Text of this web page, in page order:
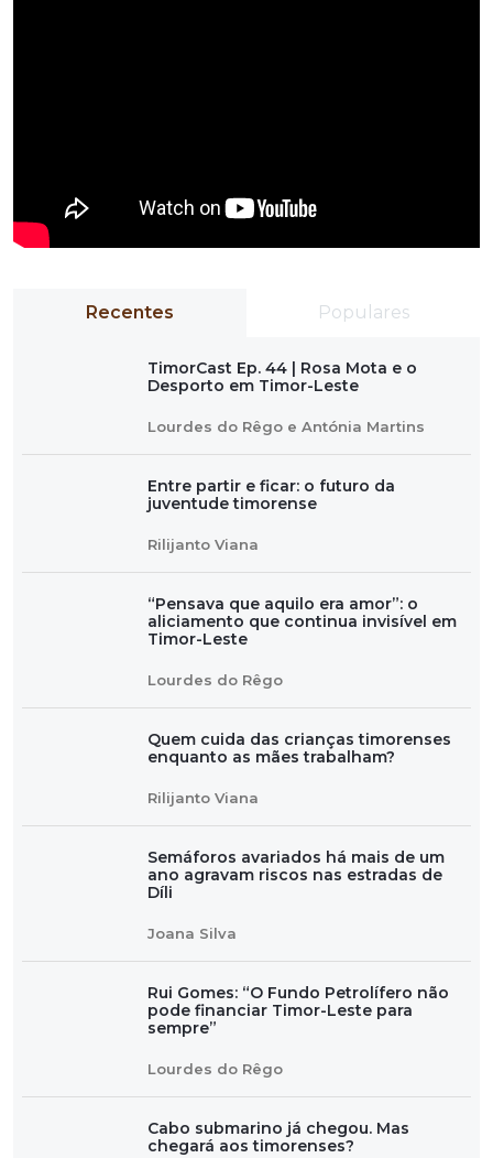
Recentes Populares
TimorCast Ep. 44 | Rosa Mota e o
Desporto em Timor-Leste
Lourdes do Rêgo e Antónia Martins
Entre partir e ficar: o futuro da
juventude timorense
Rilijanto Viana
“Pensava que aquilo era amor”: o
aliciamento que continua invisível em
Timor-Leste
Lourdes do Rêgo
Quem cuida das crianças timorenses
enquanto as mães trabalham?
Rilijanto Viana
Semáforos avariados há mais de um
ano agravam riscos nas estradas de
Díli
Joana Silva
Rui Gomes: “O Fundo Petrolífero não
pode financiar Timor-Leste para
sempre”
Lourdes do Rêgo
Cabo submarino já chegou. Mas
chegará aos timorenses?